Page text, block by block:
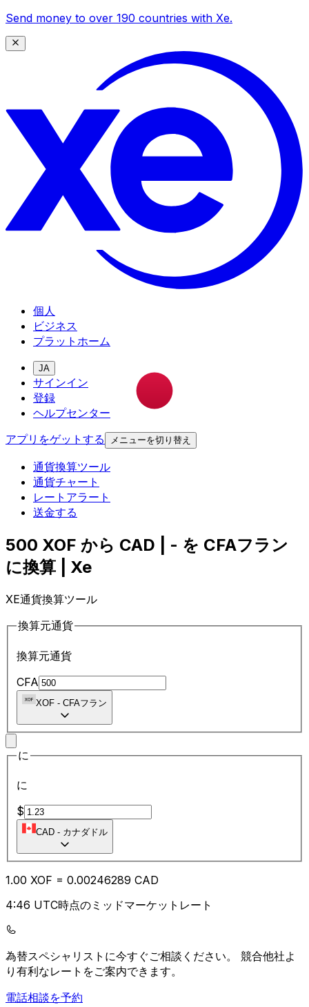
Send money to over 190 countries with Xe.
個人
ビジネス
プラットホーム
JA
サインイン
登録
ヘルプセンター
アプリをゲットする
メニューを切り替え
通貨換算ツール
通貨チャート
レートアラート
送金する
500 XOF から CAD | - を CFAフラン
に換算 | Xe
XE通貨換算ツール
換算元通貨
換算元通貨
CFA
XOF - CFAフラン
に
に
$
CAD - カナダドル
1.00 XOF = 0.00246289 CAD
4:46 UTC時点のミッドマーケットレート
為替スペシャリストに今すぐご相談ください。 競合他社よ
り有利なレートをご案内できます。
電話相談を予約